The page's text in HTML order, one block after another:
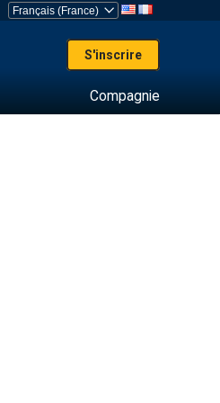
S'inscrire
Compagnie